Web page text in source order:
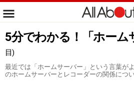
5分でわかる！「ホーム
目)
最近では「ホームサーバー」という言葉が
のホームサーバーとレコーダーの関係につ